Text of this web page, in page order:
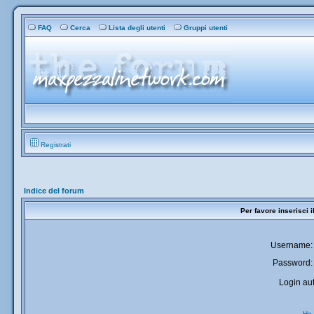
FAQ Cerca Lista degli utenti Gruppi utenti
Registrati
Indice del forum
Per favore inserisci
Username:
Password:
Login